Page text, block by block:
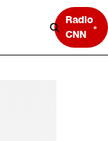
Radio
CNN